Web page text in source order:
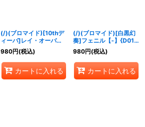
(/)(ブロマイド)[10thデ
ィーバ]レイ・オーバ
【-】{D03-06}《》
980円(税込)
カートに入れる
(/)(ブロマイド)[白黒幻
奏]フェニル【-】{D01-
25}《》
980円(税込)
カートに入れる